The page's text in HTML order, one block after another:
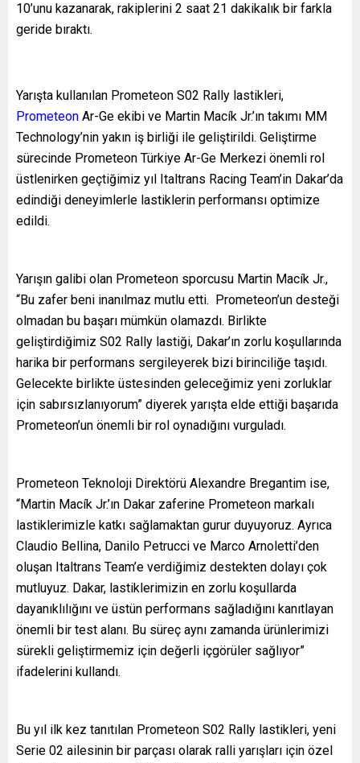
10’unu kazanarak, rakiplerini 2 saat 21 dakikalık bir farkla
geride bıraktı.
Yarışta kullanılan Prometeon S02 Rally lastikleri,
Prometeon Ar-Ge ekibi ve Martin Macík Jr.’ın takımı MM
Technology’nin yakın iş birliği ile geliştirildi. Geliştirme
sürecinde Prometeon Türkiye Ar-Ge Merkezi önemli rol
üstlenirken geçtiğimiz yıl Italtrans Racing Team’in Dakar’da
edindiği deneyimlerle lastiklerin performansı optimize
edildi.
Yarışın galibi olan Prometeon sporcusu Martin Macík Jr.,
“Bu zafer beni inanılmaz mutlu etti.
Prometeon’un desteği
olmadan bu başarı mümkün olamazdı. Birlikte
geliştirdiğimiz S02 Rally lastiği, Dakar’ın zorlu koşullarında
harika bir performans sergileyerek bizi birinciliğe taşıdı.
Gelecekte birlikte üstesinden geleceğimiz yeni zorluklar
için sabırsızlanıyorum” diyerek yarışta elde ettiği başarıda
Prometeon’un önemli bir rol oynadığını vurguladı.
Prometeon Teknoloji Direktörü Alexandre Bregantim ise,
“Martin Macík Jr.’ın Dakar zaferine Prometeon markalı
lastiklerimizle katkı sağlamaktan gurur duyuyoruz. Ayrıca
Claudio Bellina, Danilo Petrucci ve Marco Arnoletti’den
oluşan Italtrans Team’e verdiğimiz destekten dolayı çok
mutluyuz. Dakar, lastiklerimizin en zorlu koşullarda
dayanıklılığını ve üstün performans sağladığını kanıtlayan
önemli bir test alanı. Bu süreç aynı zamanda ürünlerimizi
sürekli geliştirmemiz için değerli içgörüler sağlıyor”
ifadelerini kullandı.
Bu yıl ilk kez tanıtılan Prometeon S02 Rally lastikleri, yeni
Serie 02 ailesinin bir parçası olarak ralli yarışları için özel